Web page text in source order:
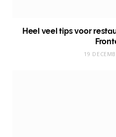
Heel veel tips voor
19